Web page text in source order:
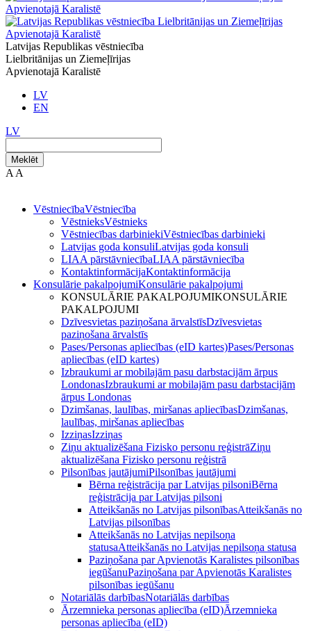
Latvijas Republikas vēstniecība
Lielbritānijas un Ziemeļīrijas
Apvienotajā Karalistē
LV
EN
LV
Meklēt
A A
VēstniecībaVēstniecība
VēstnieksVēstnieks
Vēstniecības darbiniekiVēstniecības darbinieki
Latvijas goda konsuliLatvijas goda konsuli
LIAA pārstāvniecībaLIAA pārstāvniecība
KontaktinformācijaKontaktinformācija
Konsulārie pakalpojumiKonsulārie pakalpojumi
KONSULĀRIE PAKALPOJUMIKONSULĀRIE
PAKALPOJUMI
Dzīvesvietas paziņošana ārvalstīsDzīvesvietas
paziņošana ārvalstīs
Pases/Personas apliecības (eID kartes)Pases/Personas
apliecības (eID kartes)
Izbraukumi ar mobilajām pasu darbstacijām ārpus
LondonasIzbraukumi ar mobilajām pasu darbstacijām
ārpus Londonas
Dzimšanas, laulības, miršanas apliecībasDzimšanas,
laulības, miršanas apliecības
IzziņasIzziņas
Ziņu aktualizēšana Fizisko personu reģistrāZiņu
aktualizēšana Fizisko personu reģistrā
Pilsonības jautājumiPilsonības jautājumi
Bērna reģistrācija par Latvijas pilsoniBērna
reģistrācija par Latvijas pilsoni
Atteikšanās no Latvijas pilsonībasAtteikšanās no
Latvijas pilsonības
Atteikšanās no Latvijas nepilsoņa
statusaAtteikšanās no Latvijas nepilsoņa statusa
Paziņošana par Apvienotās Karalistes pilsonības
iegūšanuPaziņošana par Apvienotās Karalistes
pilsonības iegūšanu
Notariālās darbībasNotariālās darbības
Ārzemnieka personas apliecība (eID)Ārzemnieka
personas apliecība (eID)